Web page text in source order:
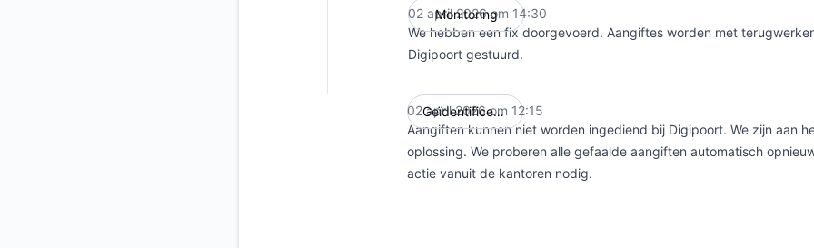
Monitoring
02 april 2026 om 14:30
We hebben een fix doorgevoerd. Aangiftes worden met
Digipoort gestuurd.
Geïdentificeerd
02 april 2026 om 12:15
Aangiften kunnen niet worden ingediend bij Digipoort. We zijn aan
oplossing. We proberen alle gefaalde aangiften automatisch
actie vanuit de kantoren nodig.